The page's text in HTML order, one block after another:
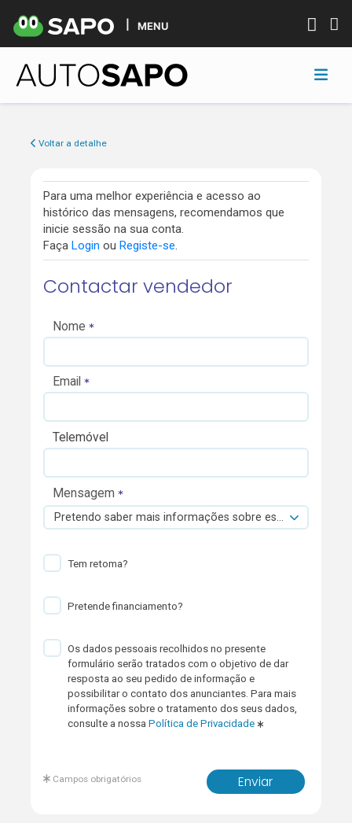
MENU
Voltar a detalhe
Para uma melhor experiência e acesso ao
histórico das mensagens, recomendamos que
inicie sessão na sua conta.
Faça Login ou Registe-se.
Contactar vendedor
Nome
Email
Telemóvel
Mensagem
Pretendo saber mais informações sobre esta viatura.
Tem retoma?
Pretende financiamento?
Os dados pessoais recolhidos no presente
formulário serão tratados com o objetivo de dar
resposta ao seu pedido de informação e
possibilitar o contato dos anunciantes. Para mais
informações sobre o tratamento dos seus dados,
consulte a nossaPolítica de Privacidade
Enviar
Campos obrigatórios